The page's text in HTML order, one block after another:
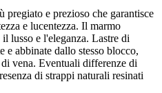
e prezioso che garantisce
e lucentezza. Il marmo
lusso e l'eleganza. Lastre di
e abbinate dallo stesso blocco,
vena. Eventuali differenze di
di strappi naturali resinati